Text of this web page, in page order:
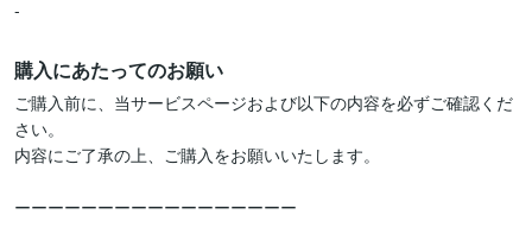
-
購入にあたってのお願い
ご購入前に、当サービスページおよび以下の内容を必ずご確認くだ
さい。
内容にご了承の上、ご購入をお願いいたします。
ーーーーーーーーーーーーーーーーー